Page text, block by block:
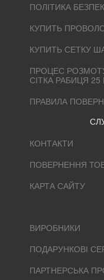
ПОЛІТИКА
КУПИТЬ
КУПИТЬ СЕТКУ
ПРОЦЕС
СІТКА РАБИЦЯ 25
ПРАВИЛА
КОНТАКТИ
ПОВЕРНЕННЯ
КАРТА САЙТУ
ВИРОБНИКИ
ПОДАРУНКОВІ
ПАРТНЕРСЬКА